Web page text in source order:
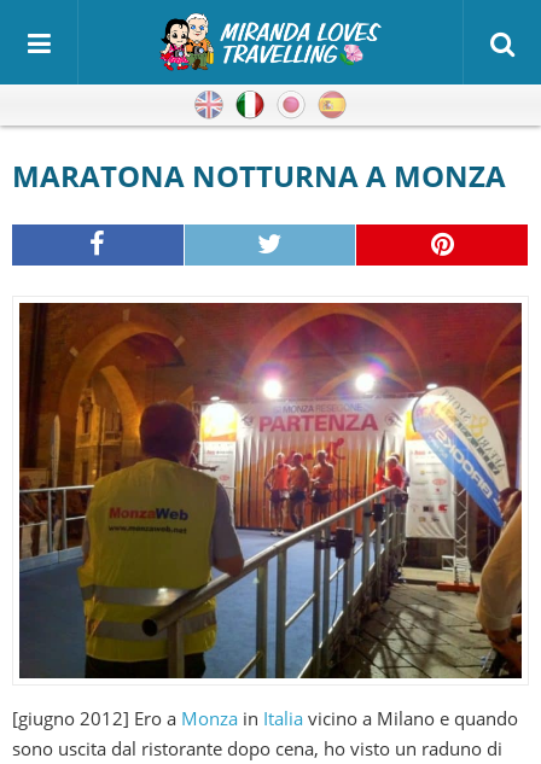
IngleseItalianoGiapponese
MARATONA NOTTURNA A MONZA
[giugno 2012] Ero a Monza in Italia vicino a Milano e quando
sono uscita dal ristorante dopo cena, ho visto un raduno di